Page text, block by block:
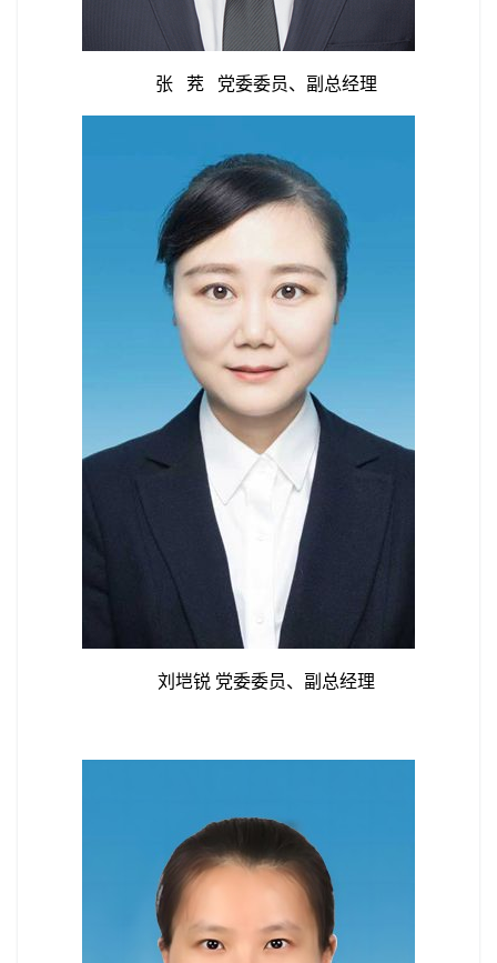
张 茺 党委委员、副总经理
刘垲锐 党委委员、副总经理